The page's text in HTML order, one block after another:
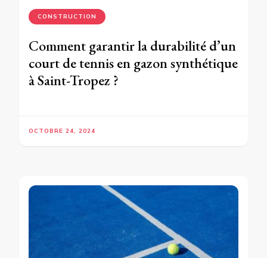
CONSTRUCTION
Comment garantir la durabilité d’un
court de tennis en gazon synthétique
à Saint-Tropez ?
OCTOBRE 24, 2024